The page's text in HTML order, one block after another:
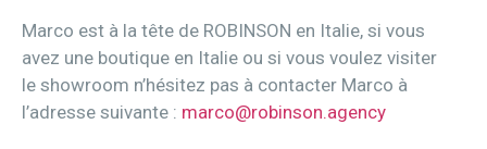
Marco est à la tête de ROBINSON en Italie, si vous
avez une boutique en Italie ou si vous voulez visiter
le showroom n’hésitez pas à contacter Marco à
l’adresse suivante : marco@robinson.agency